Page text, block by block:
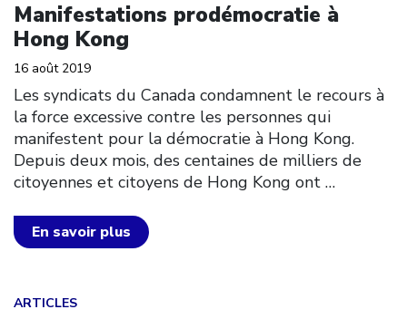
Manifestations prodémocratie à
Hong Kong
16 août 2019
Les syndicats du Canada condamnent le recours à
la force excessive contre les personnes qui
manifestent pour la démocratie à Hong Kong.
Depuis deux mois, des centaines de milliers de
citoyennes et citoyens de Hong Kong ont …
En savoir plus
ARTICLES